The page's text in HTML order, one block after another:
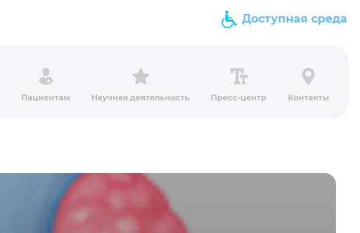
Доступная среда
Пациентам Научная деятельность Пресс-центр Контакты